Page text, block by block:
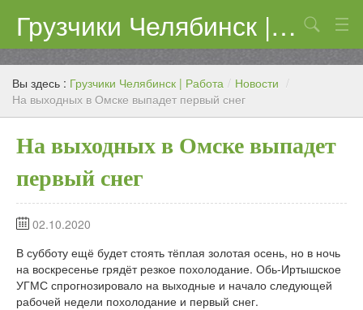
Грузчики Челябинск | Работа
Цены
Контакты
Поиск
Вы здесь : Грузчики Челябинск | Работа / Новости /
На выходных в Омске выпадет первый снег
На выходных в Омске выпадет
первый снег
02.10.2020
В субботу ещё будет стоять тёплая золотая осень, но в ночь
на воскресенье грядёт резкое похолодание. Обь-Иртышское
УГМС спрогнозировало на выходные и начало следующей
рабочей недели похолодание и первый снег.